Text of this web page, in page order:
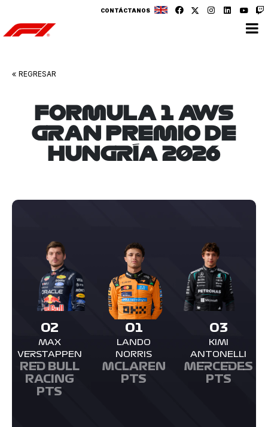
CONTÁCTANOS
v v
REGRESAR
FORMULA 1 AWS
GRAN PREMIO DE
HUNGRÍA 2026
01
LANDO
NORRIS
MCLAREN
PTS
02
MAX
VERSTAPPEN
RED BULL
RACING
PTS
03
KIMI
ANTONELLI
MERCEDES
PTS